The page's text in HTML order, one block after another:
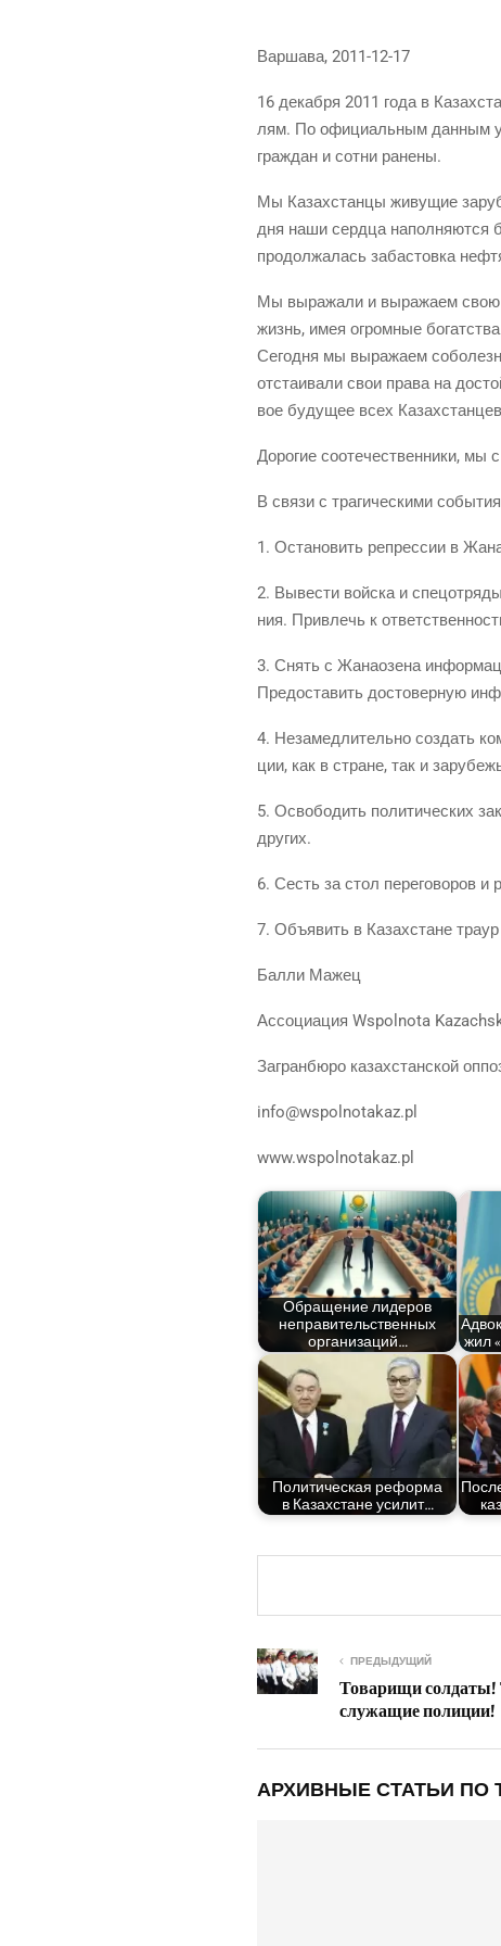
Вар­ша­ва, 2011-12-17
16 декаб­ря 2011 года в
лям. По офи­ци­аль­ным дан­ным
граж­дан и сот­ни ранены.
Мы Казах­стан­цы живу­щие
дня наши серд­ца напол­ня­ют­ся
про­дол­жа­лась заба­стов­ка
Мы выра­жа­ли и выра­жа­ем свою
жизнь, имея огром­ные
Сего­дня мы выра­жа­ем
отста­и­ва­ли свои пра­ва на
вое буду­щее всех
Доро­гие сооте­че­ствен­ни­ки, мы
В свя­зи с тра­ги­че­ски­ми
1. Оста­но­вить репрес­сии в
2. Выве­сти вой­ска и
ния. При­влечь к
3. Снять с Жана­о­зе­на
Предо­ста­вить досто­вер­ную
4. Неза­мед­ли­тель­но создать
ции, как в стране, так и
5. Осво­бо­дить поли­ти­че­ских
других.
6. Сесть за стол пере­го­во­ров
7. Объ­явить в Казах­стане
Бал­ли Мажец
Ассо­ци­а­ция Wspolnota
Загран­бю­ро казах­стан­ской
info@wspolnotakaz.pl
www.wspolnotakaz.pl
Обра­ще­ние лиде­ров
непра­ви­тель­ствен­ных
организаций…
жил
Поли­ти­че­ская рефор­ма
в Казах­стане усилит…
ПРЕДЫДУЩИЙ
Товарищи
служащие полиции!
АРХИВНЫЕ СТАТЬИ ПО